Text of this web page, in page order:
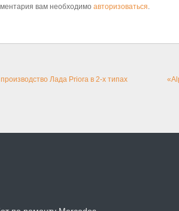
вам необходимо авторизоваться.
Лада Priora в 2-х типах